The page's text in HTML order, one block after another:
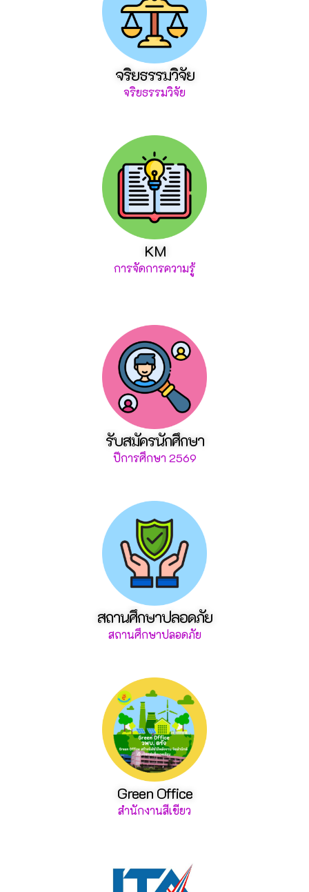
จริยธรรมวิจัย
จริยธรรมวิจัย
KM
การจัดการความรู้
รับสมัครนักศึกษา
ปีการศึกษา 2569
สถานศึกษาปลอดภัย
สถานศึกษาปลอดภัย
Green Office
สำนักงานสีเขียว